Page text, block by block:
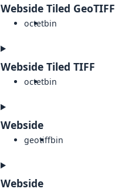
Webside Tiled GeoTIFF
octetbin
Webside Tiled TIFF
octetbin
Webside
geotiffbin
Webside